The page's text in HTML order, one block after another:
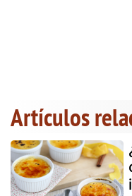
Artículos